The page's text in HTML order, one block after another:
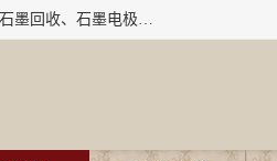
河北石墨回收厂家昊联碳素有限公司主要经营业务：石墨粉子回收、废石墨方子回收、高纯废石墨回收、废石墨回收、石墨电极回收、废石墨板回收、石墨增碳剂、单晶硅石墨、单晶硅石墨回收、废多晶硅石墨、废多晶硅石墨回收、废高纯石墨回收、废石墨、废石墨棒、废石墨棒回收、废石墨换热器回收、高纯石墨回收、石墨粉回收、石墨换热器回收、石墨纸回收、回收石墨板、回收石墨电极、石墨板回收、石墨回收。